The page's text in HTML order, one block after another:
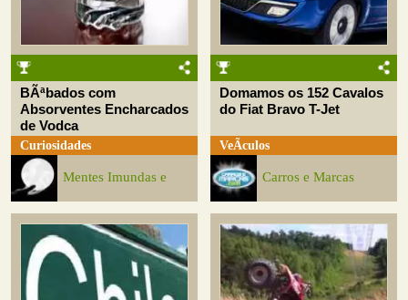
BÃªbados com
Absorventes Encharcados
de Vodca
Curiosidades
Mentes Imundas e
Domamos os 152 Cavalos
do Fiat Bravo T-Jet
VeÃ­culos
Carros e Marcas